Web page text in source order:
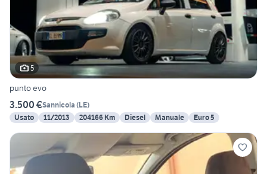
5
punto evo
3.500 €Sannicola (LE)
Usato
11/2013 204166 Km Diesel Manuale Euro 5